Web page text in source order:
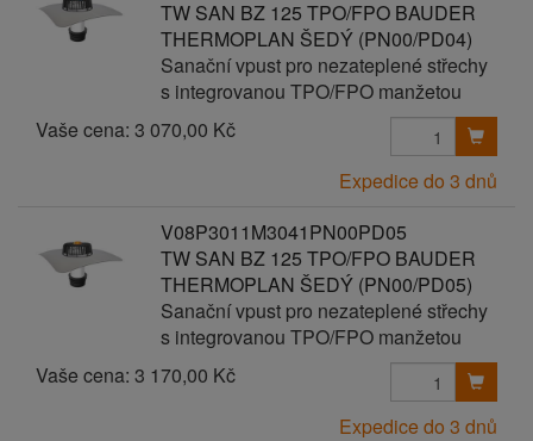
TW SAN BZ 125 TPO/FPO BAUDER
THERMOPLAN ŠEDÝ (PN00/PD04)
Sanační vpust pro nezateplené střechy
s integrovanou TPO/FPO manžetou
Vaše cena: 3 070,00 Kč
Expedice do 3 dnů
V08P3011M3041PN00PD05
TW SAN BZ 125 TPO/FPO BAUDER
THERMOPLAN ŠEDÝ (PN00/PD05)
Sanační vpust pro nezateplené střechy
s integrovanou TPO/FPO manžetou
Vaše cena: 3 170,00 Kč
Expedice do 3 dnů